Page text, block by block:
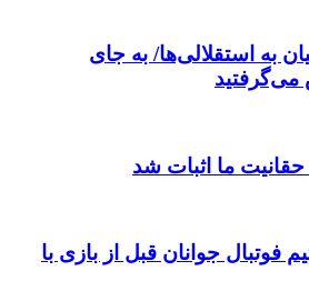
به استقلالی‌ها/ به جای
می‌گرفتید
ما اثبات شد
فوتبال جوانان قبل از بازی با